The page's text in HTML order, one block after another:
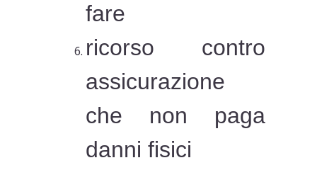
fare
ricorso contro
assicurazione
che non paga
danni fisici